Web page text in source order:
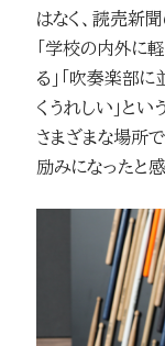
はなく、読売新聞
「学校の内外に
る」「吹奏楽部
くうれしい」とい
さまざまな場所
励みになったと